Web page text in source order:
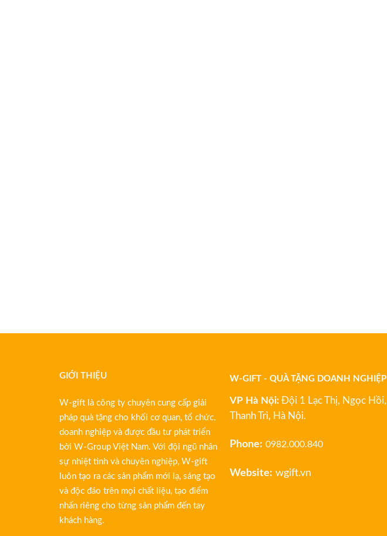
GIỚI THIỆU
W-gift là công ty chuyên cung cấp giải
pháp quà tặng cho khối cơ quan, tổ chức,
doanh nghiệp và được đầu tư phát triển
bởi W-Group Việt Nam. Với đội ngũ nhân
sự nhiệt tình và chuyên nghiệp, W-gift
luôn tạo ra các sản phẩm mới lạ, sáng tạo
và độc đáo trên mọi chất liệu, tạo điểm
nhấn riêng cho từng sản phẩm đến tay
khách hàng.
W-GIFT - QUÀ TẶNG DOANH NGHIỆP
VP Hà Nội:Đội 1 Lạc Thị, Ngọc Hồi,
Thanh Trì, Hà Nội.
Phone: 0982.000.840
Website: wgift.vn